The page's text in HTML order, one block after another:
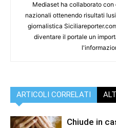
Mediaset ha collaborato
nazionali ottenendo risultati
giornalistica
diventare il portale un
ARTICOLI CORRELATI
Chiude in